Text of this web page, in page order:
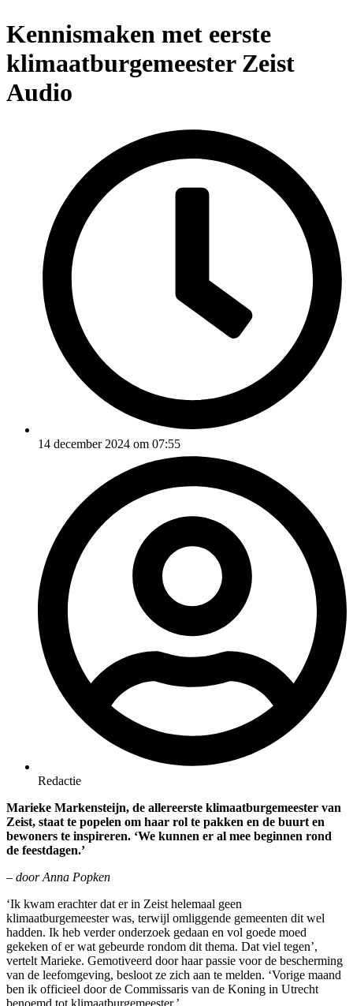
Kennismaken met eerste
klimaatburgemeester Zeist
Audio
14 december 2024 om 07:55
Redactie
Marieke Markensteijn, de allereerste klimaatburgemeester van
Zeist, staat te popelen om haar rol te pakken en de buurt en
bewoners te inspireren. ‘We kunnen er al mee beginnen rond
de feestdagen.’
– door Anna Popken
‘Ik kwam erachter dat er in Zeist helemaal geen
klimaatburgemeester was, terwijl omliggende gemeenten dit wel
hadden. Ik heb verder onderzoek gedaan en vol goede moed
gekeken of er wat gebeurde rondom dit thema. Dat viel tegen’,
vertelt Marieke. Gemotiveerd door haar passie voor de bescherming
van de leefomgeving, besloot ze zich aan te melden. ‘Vorige maand
ben ik officieel door de Commissaris van de Koning in Utrecht
benoemd tot klimaatburgemeester.’